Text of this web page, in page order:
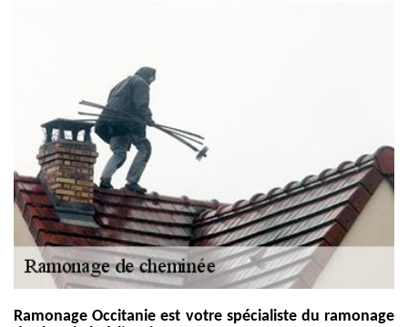
Ramonage Occitanie est votre spécialiste du ramonage